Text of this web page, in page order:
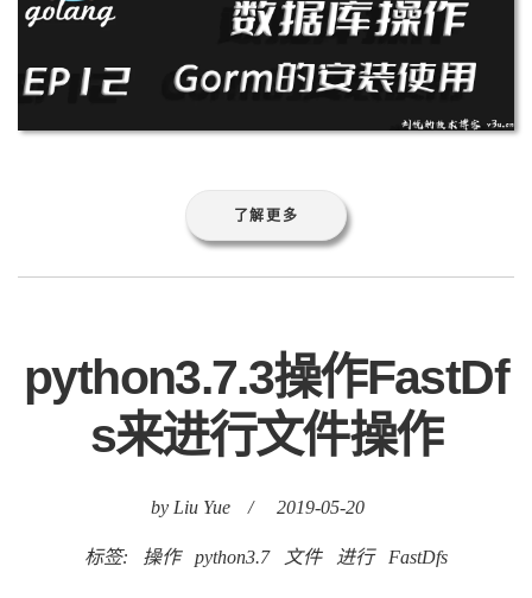
了解更多
python3.7.3操作FastDf
s来进行文件操作
by Liu Yue / 2019-05-20
标签: 操作 python3.7 文件 进行 FastDfs